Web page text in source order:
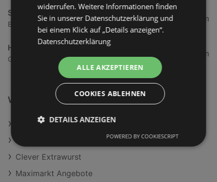
SPAR Supermarkt
Bundesstraße 80, 6972 Fussach
3,84 km
HOFER
Gartenstraße 6, 6973 Höchst
3,86 km
Weiterführende Links
Clever Eier aus Bodenhaltung M
Clever Haltbar-Vollmilch 3.5%
Clever Extrawurst
Maximarkt Angebote
widerrufen. Weitere Informationen finden
Sie in unserer Datenschutzerklärung und
bei einem Klick auf „Details anzeigen“.
Datenschutzerklärung
ALLE AKZEPTIEREN
COOKIES ABLEHNEN
DETAILS ANZEIGEN
POWERED BY COOKIESCRIPT